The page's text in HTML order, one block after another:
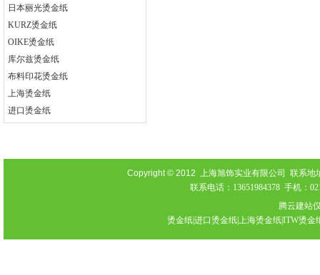
日本丽光烫金纸
KURZ烫金纸
OIKE烫金纸
库尔兹烫金纸
布料印花烫金纸
上海烫金纸
进口烫金纸
Copyright © 2012 上海旭饰实业有限公司 联系地
联系电话：13651984378 手机：
腾云建站
烫金纸|进口烫金纸|上海烫金纸|ITW烫